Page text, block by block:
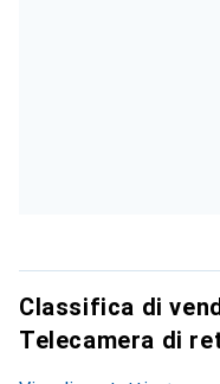
Classifica di
Telecamera di